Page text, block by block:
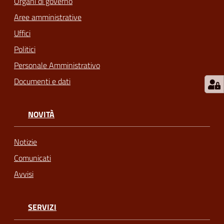
Aree amministrative
Uffici
Politici
Personale Amministrativo
Documenti e dati
NOVITÀ
Notizie
Comunicati
Avvisi
SERVIZI